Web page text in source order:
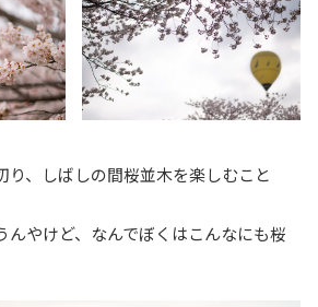
り、しばしの間桜並木を楽しむこと
んやけど、なんでぼくはこんなにも桜